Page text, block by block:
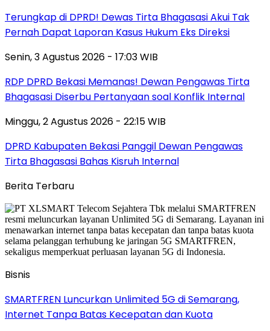
Terungkap di DPRD! Dewas Tirta Bhagasasi Akui Tak
Pernah Dapat Laporan Kasus Hukum Eks Direksi
Senin, 3 Agustus 2026 - 17:03 WIB
RDP DPRD Bekasi Memanas! Dewan Pengawas Tirta
Bhagasasi Diserbu Pertanyaan soal Konflik Internal
Minggu, 2 Agustus 2026 - 22:15 WIB
DPRD Kabupaten Bekasi Panggil Dewan Pengawas
Tirta Bhagasasi Bahas Kisruh Internal
Berita Terbaru
Bisnis
SMARTFREN Luncurkan Unlimited 5G di Semarang,
Internet Tanpa Batas Kecepatan dan Kuota